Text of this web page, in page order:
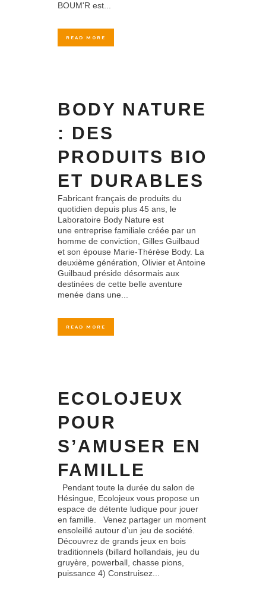
BOUM'R est...
READ MORE
BODY NATURE
: DES
PRODUITS BIO
ET DURABLES
Fabricant français de produits du
quotidien depuis plus 45 ans, le
Laboratoire Body Nature est
une entreprise familiale créée par un
homme de conviction, Gilles Guilbaud
et son épouse Marie-Thérèse Body. La
deuxième génération, Olivier et Antoine
Guilbaud préside désormais aux
destinées de cette belle aventure
menée dans une...
READ MORE
ECOLOJEUX
POUR
S’AMUSER EN
FAMILLE
Pendant toute la durée du salon de
Hésingue, Ecolojeux vous propose un
espace de détente ludique pour jouer
en famille. Venez partager un moment
ensoleillé autour d’un jeu de société.
Découvrez de grands jeux en bois
traditionnels (billard hollandais, jeu du
gruyère, powerball, chasse pions,
puissance 4) Construisez...